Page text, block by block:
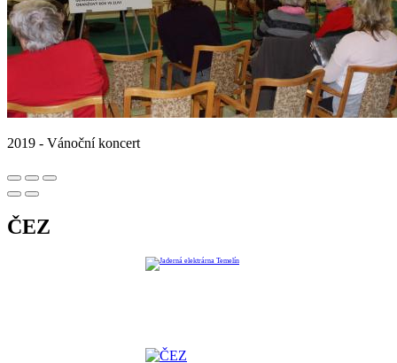
2019 - Vánoční koncert
ČEZ